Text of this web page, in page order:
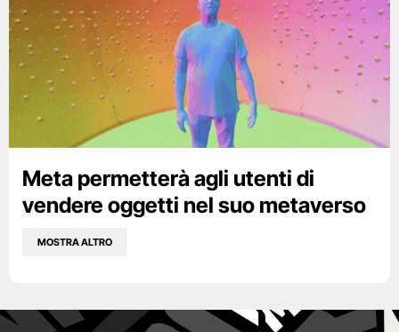
Meta permetterà agli utenti di
vendere oggetti nel suo metaverso
MOSTRA ALTRO